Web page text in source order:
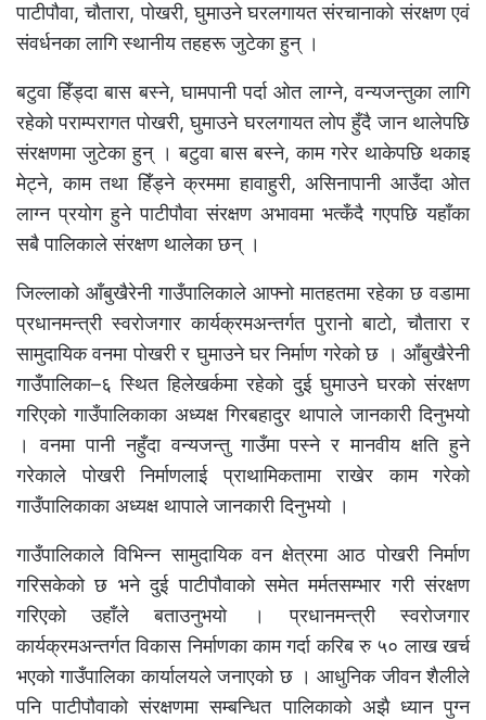
पाटीपौवा, चौतारा, पोखरी, घुमाउने घरलगायत संरचानाको संरक्षण एवं
संवर्धनका लागि स्थानीय तहहरू जुटेका हुन् ।
बटुवा हिँड्दा बास बस्ने, घामपानी पर्दा ओत लाग्ने, वन्यजन्तुका लागि
रहेको पराम्परागत पोखरी, घुमाउने घरलगायत लोप हुँदै जान थालेपछि
संरक्षणमा जुटेका हुन् । बटुवा बास बस्ने, काम गरेर थाकेपछि थकाइ
मेट्ने, काम तथा हिँड्ने क्रममा हावाहुरी, असिनापानी आउँदा ओत
लाग्न प्रयोग हुने पाटीपौवा संरक्षण अभावमा भत्कँदै गएपछि यहाँका
सबै पालिकाले संरक्षण थालेका छन् ।
जिल्लाको आँबुखैरेनी गाउँपालिकाले आफ्नो मातहतमा रहेका छ वडामा
प्रधानमन्त्री स्वरोजगार कार्यक्रमअन्तर्गत पुरानो बाटो, चौतारा र
सामुदायिक वनमा पोखरी र घुमाउने घर निर्माण गरेको छ । आँबुखैरेनी
गाउँपालिका–६ स्थित हिलेखर्कमा रहेको दुई घुमाउने घरको संरक्षण
गरिएको गाउँपालिकाका अध्यक्ष गिरबहादुर थापाले जानकारी दिनुभयो
। वनमा पानी नहुँदा वन्यजन्तु गाउँमा पस्ने र मानवीय क्षति हुने
गरेकाले पोखरी निर्माणलाई प्राथामिकतामा राखेर काम गरेको
गाउँपालिकाका अध्यक्ष थापाले जानकारी दिनुभयो ।
गाउँपालिकाले विभिन्न सामुदायिक वन क्षेत्रमा आठ पोखरी निर्माण
गरिसकेको छ भने दुई पाटीपौवाको समेत मर्मतसम्भार गरी संरक्षण
गरिएको उहाँले बताउनुभयो । प्रधानमन्त्री स्वरोजगार
कार्यक्रमअन्तर्गत विकास निर्माणका काम गर्दा करिब रु ५० लाख खर्च
भएको गाउँपालिका कार्यालयले जनाएको छ । आधुनिक जीवन शैलीले
पनि पाटीपौवाको संरक्षणमा सम्बन्धित पालिकाको अझै ध्यान पुग्न